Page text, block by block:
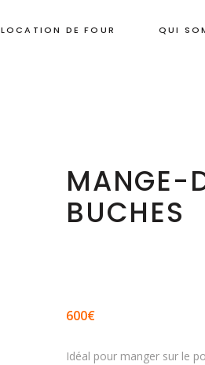
LOCATION DE FOUR QUI
MANGE-
BUCHES
600€
Idéal pour manger sur le